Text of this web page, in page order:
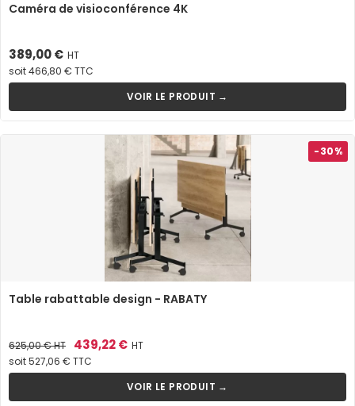
Caméra de visioconférence 4K
Prix
389,00 € HT
soit 466,80 € TTC
VOIR LE PRODUIT →
-30%
Table rabattable design - RABATY
Prix
de
base
625,00 €HT Prix
439,22 € HT
soit 527,06 € TTC
VOIR LE PRODUIT →